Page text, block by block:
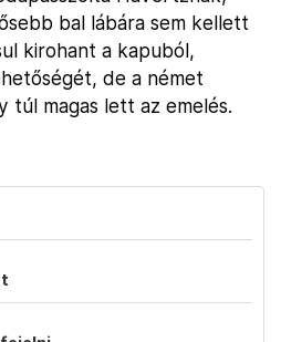
bal lábára sem kellett
kirohant a kapuból,
de a német
túl magas lett az emelés.